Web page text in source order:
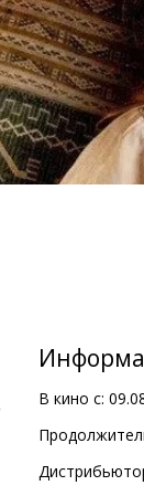
В кино с: